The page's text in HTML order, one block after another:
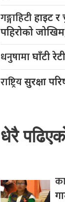
गङ्गाहिटीहाइट र
पहिरोको
धनुषामाघाँटी
राष्ट्रियसुरक्षा
धेरै